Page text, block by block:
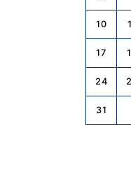
10
17
24
31